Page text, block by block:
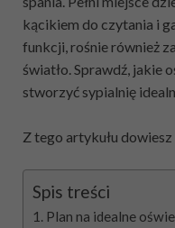
kącikiem do czytania i
funkcji, rośnie również
światło. Sprawdź, jakie
stworzyć sypialnię
Z tego artykułu dowiesz
Spis treści
Plan na idealne